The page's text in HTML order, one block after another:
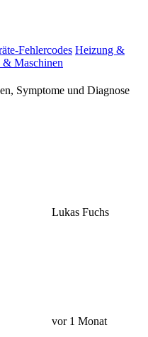
Fehlercodes Heizung &
& Maschinen
Symptome und Diagnose
Lukas Fuchs
vor 1 Monat